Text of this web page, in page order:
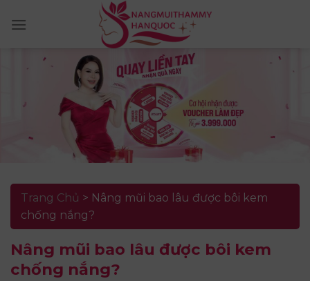
Trang Chủ > Nâng mũi bao lâu được bôi kem
chống nắng?
Nâng mũi bao lâu được bôi kem
chống nắng?